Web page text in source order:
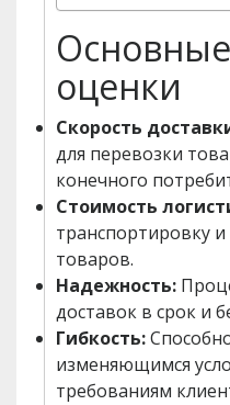
оценки
Скорость
для перевозки
конечного
Стоимость
транспортировку
товаров.
Надежность:
доставок в срок и
Гибкость:
изменяющимся
требованиям